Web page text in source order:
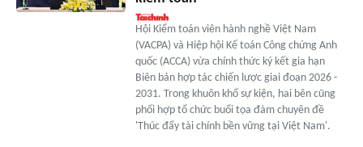
Hội Kiểm toán viên hành nghề Việt Nam
(VACPA) và Hiệp hội Kế toán Công chứng Anh
quốc (ACCA) vừa chính thức ký kết gia hạn
Biên bản hợp tác chiến lược giai đoạn 2026 -
2031. Trong khuôn khổ sự kiện, hai bên cũng
phối hợp tổ chức buổi tọa đàm chuyên đề
'Thúc đẩy tài chính bền vững tại Việt Nam'.